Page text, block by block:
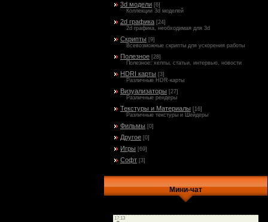
3d модели [6]
Коллекции 3d моделей
2d графика [24]
2d графика, необходимая для 3d
Скрипты [9]
Всевозможные скрипты для ускорения работы
Полезное [28]
Полезное: хелпы, статьи, интервью, новости
HDRI карты [3]
Различные HDR-карты
Визуализаторы [27]
Различные рендеры
Текстуры и Материалы [16]
Различные текстуры и Шейдеры
Фильмы [0]
Другое [0]
Игры [69]
Софт [3]
Мини-чат